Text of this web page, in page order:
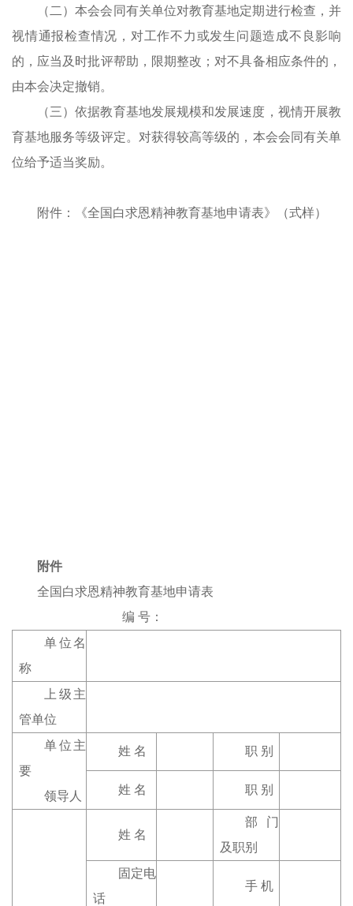
（二）本会会同有关单位对教育基地定期进行检查，并
视情通报检查情况，对工作不力或发生问题造成不良影响
的，应当及时批评帮助，限期整改；对不具备相应条件的，
由本会决定撤销。
（三）依据教育基地发展规模和发展速度，视情开展教
育基地服务等级评定。对获得较高等级的，本会会同有关单
位给予适当奖励。
附件：《全国白求恩精神教育基地申请表》（式样）
附件
全国白求恩精神教育基地申请表
编 号：
单位名
称
上级主
管单位
单位主
要
领导人
姓 名 职 别
姓 名 职 别
姓 名
部门
及职别
固定电
话
手 机